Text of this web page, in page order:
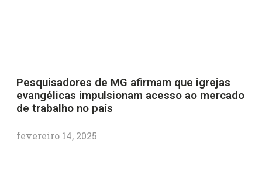
Pesquisadores de MG afirmam que igrejas
evangélicas impulsionam acesso ao mercado
de trabalho no país
fevereiro 14, 2025